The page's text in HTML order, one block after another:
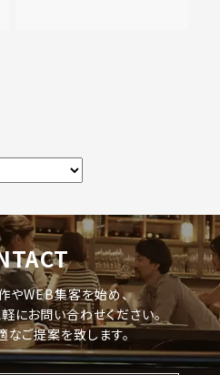
やWEB集客を始め、
にお問い合わせください。
ご提案を致します。